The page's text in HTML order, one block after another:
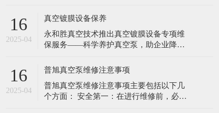
- **油质检查**：定期检查油的颜色和清洁
### 2. **更换真空泵油**
16
2025-04
真空镀膜设备保养
​永和胜真空技术推出真空镀膜设备专项维
保服务——科学养护真空泵，助企业降本
空镀膜技术在高精密制造、光学镀膜、耐
磨涂层等领域的广泛应用，设备核心部件
真空泵的稳定运行成为企业关注的重点。
永和胜真空技术有限责任公司凭借20年行
16
2025-04
普旭真空泵维修注意事项
普旭真空泵维修注意事项‌主要包括以下几
个方面： ‌安全第一‌：在进行维修前，必须